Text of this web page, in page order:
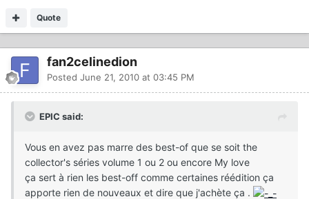
Quote
fan2celinedion
Posted June 21, 2010 at 03:45 PM
EPIC said:
Vous en avez pas marre des best-of que se soit the
collector's séries volume 1 ou 2 ou encore My love
ça sert à rien les best-off comme certaines réédition ça
apporte rien de nouveaux et dire que j'achète ça .